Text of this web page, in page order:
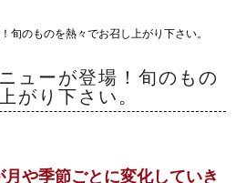
旬のものを熱々でお召し上がり下さい。
ューが登場！旬のもの
がり下さい。
や季節ごとに変化していき